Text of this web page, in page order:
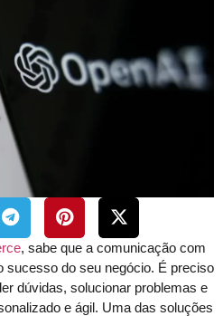
, sabe que a comunicação com
sucesso do seu negócio. É preciso
dúvidas, solucionar problemas e
e ágil. Uma das soluções